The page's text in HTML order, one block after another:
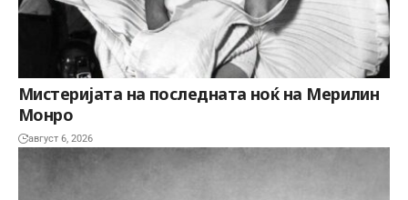
Мистеријата на последната ноќ на Мерилин
Монро
август 6, 2026